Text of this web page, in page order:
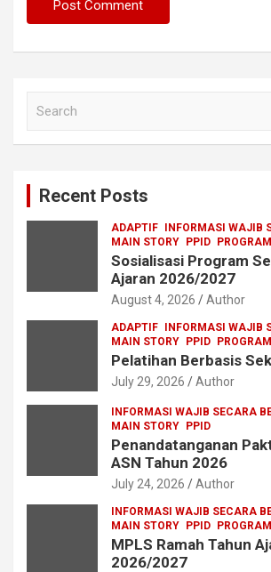
Recent Posts
ADAPTIF INFORMASI WAJIB
MAIN STORY PPID PROGRAM
Sosialisasi Program
Ajaran 2026/2027
August 4, 2026 Author
ADAPTIF INFORMASI WAJIB
MAIN STORY PPID PROGRAM
Pelatihan Berbasis
July 29, 2026 Author
INFORMASI WAJIB SECARA
MAIN STORY PPID
Penandatanganan
ASN Tahun 2026
July 24, 2026 Author
INFORMASI WAJIB SECARA
MAIN STORY PPID PROGRAM
MPLS Ramah Tahun
2026/2027